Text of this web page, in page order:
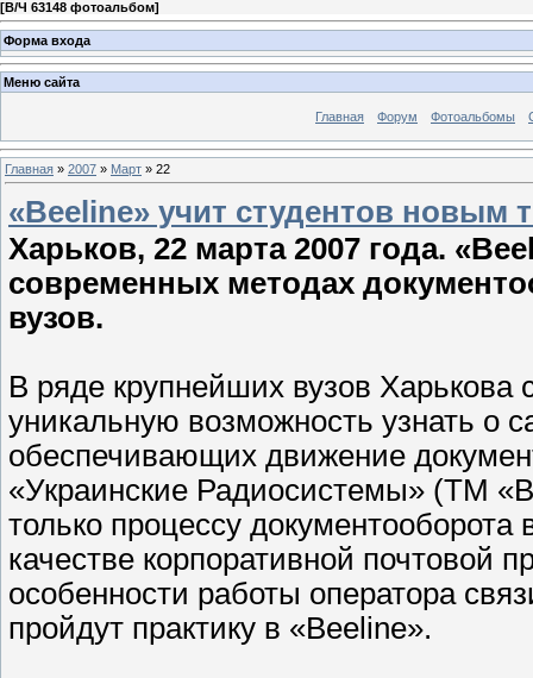
[В/Ч 63148 фотоальбом]
Форма входа
Меню сайта
Главная Форум Фотоальбомы
Главная » 2007 » Март » 22
«Beeline» учит студентов новым
Харьков, 22 марта 2007 года. «
современных методах
вузов.
В ряде крупнейших вузов Харькова
уникальную возможность узнать о
обеспечивающих движение
«Украинские Радиосистемы» (ТМ
только процессу
качестве корпоративной почтовой
особенности работы оператора
пройдут практику в «Beeline».